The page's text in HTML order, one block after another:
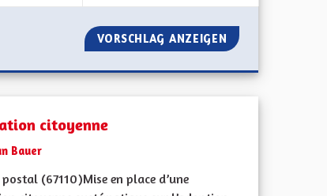
LES TRANSPORTS EN COMMUNS RÉGIONAUX
VORSCHLAG ANZEIGEN PARLEMENT
citoyenne
Bauer
postal (67110)Mise en place d’une